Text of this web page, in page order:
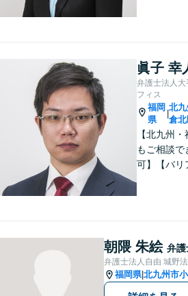
眞子 幸
弁護士法人
フィス
福岡
県
北
倉北
【北九州
もご相談
可】【バリ
します。お
い。
朝隈 朱絵 弁護
弁護士法人自由 城野
福岡県|北九州市